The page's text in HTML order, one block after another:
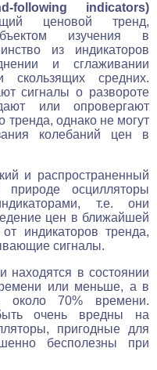
following indicators)
ценовой тренд,
изучения в
из индикаторов
и сглаживании
средних.
сигналы о развороте
или опровергают
тренда, однако не могут
колебаний цен в
и распространенный
осцилляторы
т.е. они
цен в ближайшей
индикаторов тренда,
сигналы.
находятся в состоянии
или меньше, а в
около 70% времени.
очень вредны на
пригодные для
бесполезны при